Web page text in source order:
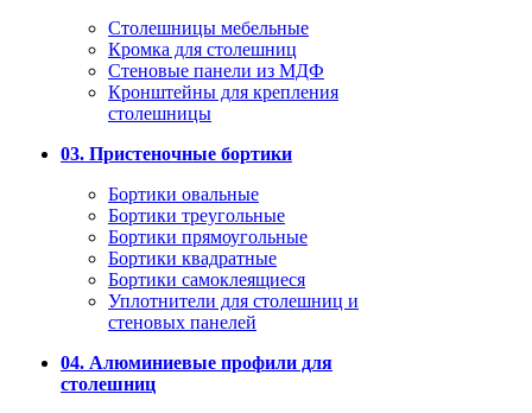
Столешницы мебельные
Кромка для столешниц
Стеновые панели из МДФ
Кронштейны для крепления
столешницы
03. Пристеночные бортики
Бортики овальные
Бортики треугольные
Бортики прямоугольные
Бортики квадратные
Бортики самоклеящиеся
Уплотнители для столешниц и
стеновых панелей
04. Алюминиевые профили для
столешниц